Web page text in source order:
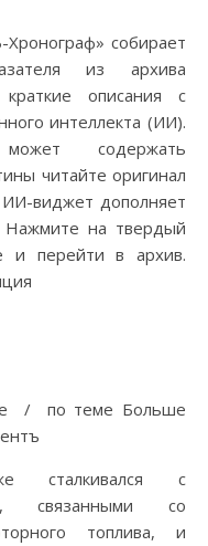
собирает
из архива
описания с
интеллекта (ИИ).
содержать
читайте оригинал
виджет дополняет
Нажмите на твердый
и перейти в архив.
/ по теме Больше
сталкивался с
связанными со
топлива, и